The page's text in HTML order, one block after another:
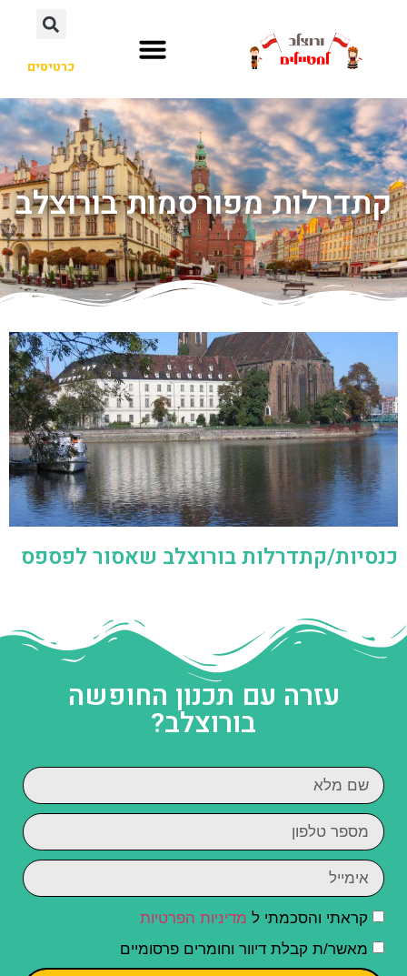
כרטיסים
קתדרלות מפורסמות בורוצלב
כנסיות/קתדרלות בורוצלב שאסור לפספס
עזרה עם תכנון החופשה
בורוצלב?
קראתי והסכמתי ל מדיניות הפרטיות
מאשר/ת קבלת דיוור וחומרים פרסומיים